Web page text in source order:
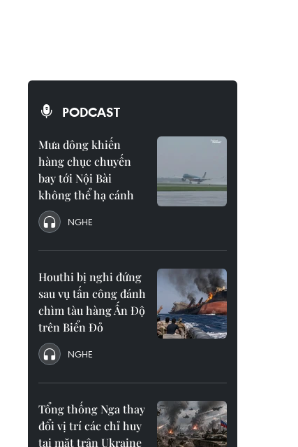
PODCAST
Mưa dông khiến
hàng chục chuyến
bay tới Nội Bài
không thể hạ cánh
NGHE
Houthi bị nghi đứng
sau vụ tấn công đánh
chìm tàu hàng Ấn Độ
trên Biển Đỏ
NGHE
Tổng thống Nga thay
đổi vị trí các chỉ huy
tại mặt trận Ukraine